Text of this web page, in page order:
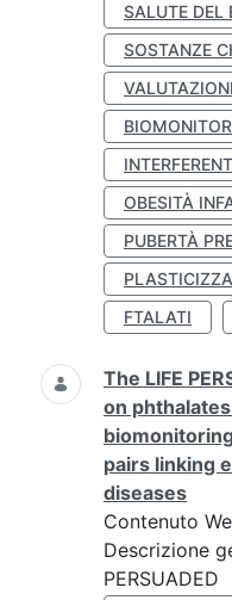
SALUTE DEL
SOSTANZE
OBESITÀ
PUBERTÀ
FTALATI
The LIFE
on
pairs linking
diseases
Contenuto
Descrizione
PERSUADED